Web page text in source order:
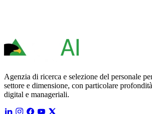
Agenzia di ricerca e selezione del personale
settore e dimensione, con particolare
digital e manageriali.